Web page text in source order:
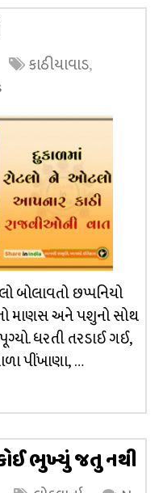
કાઠીયાવાડ,
બોલાવતો છપ્પનિયો
માણસ અને પશુનો સોથ
ધરતી તરડાઈ ગઈ,
પીંખાણા, …
ભુખ્યું જતુ નથી